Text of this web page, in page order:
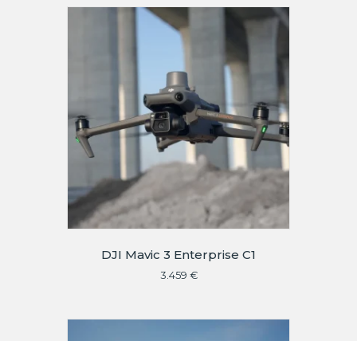
DJI Mavic 3 Enterprise C1
3.459 €